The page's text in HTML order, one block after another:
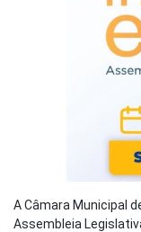
A Câmara Municipal
Assembleia